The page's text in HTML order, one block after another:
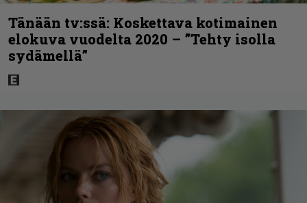
Tänään tv:ssä: Koskettava kotimainen
elokuva vuodelta 2020 – ”Tehty isolla
sydämellä”